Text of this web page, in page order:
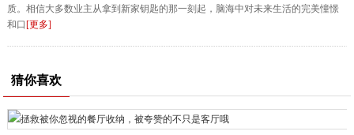
质。相信大多数业主从拿到新家钥匙的那一刻起，脑海中对未来生活的完美憧憬
和口 [更多]
猜你喜欢